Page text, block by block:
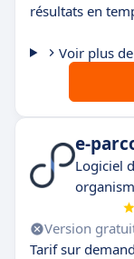
résultats en
Voir plus
e-
Logiciel
Version
Tarif sur